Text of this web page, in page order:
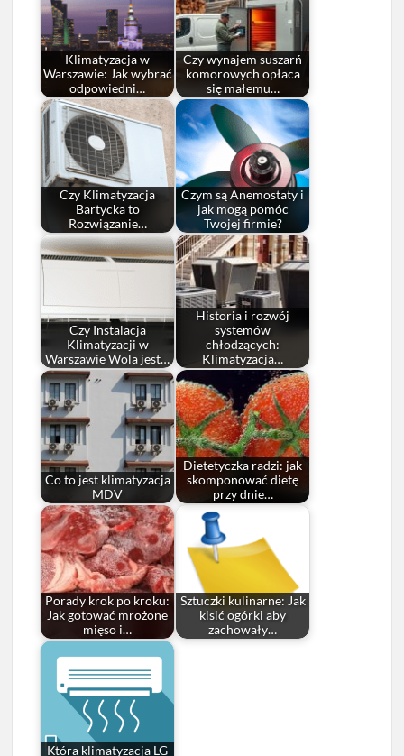
Klimatyzacja w
Warszawie: Jak wybrać
odpowiedni…
Czy wynajem suszarń
komorowych opłaca
się małemu…
Czy Klimatyzacja
Bartycka to
Rozwiązanie…
Czym są Anemostaty i
jak mogą pomóc
Twojej firmie?
Czy Instalacja
Klimatyzacji w
Warszawie Wola jest…
Historia i rozwój
systemów
chłodzących:
Klimatyzacja…
Co to jest klimatyzacja
MDV
Dietetyczka radzi: jak
skomponować dietę
przy dnie…
Porady krok po kroku:
Jak gotować mrożone
mięso i…
Sztuczki kulinarne: Jak
kisić ogórki aby
zachowały…
Która klimatyzacja LG